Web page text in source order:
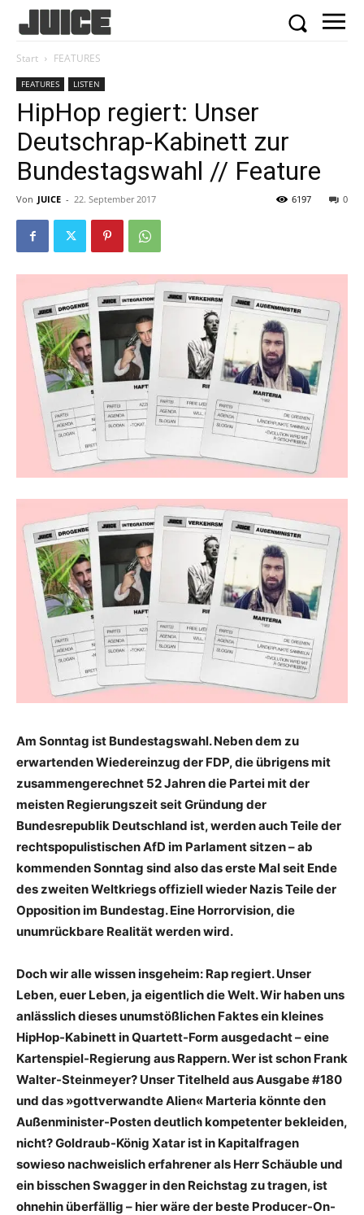
Start FEATURES
FEATURES LISTEN
HipHop regiert: Unser
Deutschrap-Kabinett zur
Bundestagswahl // Feature
Von JUICE - 22. September 2017 0
6197
Am Sonntag ist Bundestagswahl. Neben dem zu
erwartenden Wiedereinzug der FDP, die übrigens mit
zusammengerechnet 52 Jahren die Partei mit der
meisten Regierungszeit seit Gründung der
Bundesrepublik Deutschland ist, werden auch Teile der
rechtspopulistischen AfD im Parlament sitzen – ab
kommenden Sonntag sind also das erste Mal seit Ende
des zweiten Weltkriegs offiziell wieder Nazis Teile der
Opposition im Bundestag. Eine Horrorvision, die
unumrückbare Realität werden wird.
Doch wir alle wissen insgeheim: Rap regiert. Unser
Leben, euer Leben, ja eigentlich die Welt. Wir haben uns
anlässlich dieses unumstößlichen Faktes ein kleines
HipHop-Kabinett in Quartett-Form ausgedacht – eine
Kartenspiel-Regierung aus Rappern. Wer ist schon Frank
Walter-Steinmeyer? Unser Titelheld aus Ausgabe #180
und das »gottverwandte Alien« Marteria könnte den
Außenminister-Posten deutlich kompetenter bekleiden,
nicht? Goldraub-König Xatar ist in Kapitalfragen
sowieso nachweislich erfahrener als Herr Schäuble und
ein bisschen Swagger in den Reichstag zu tragen, ist
ohnehin überfällig – hier wäre der beste Producer-On-